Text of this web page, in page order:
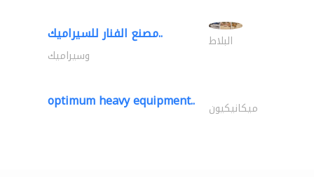
مصنع الفنار للسيراميك.. البلاط
وسيراميك
optimum heavy equipment.. ميكانيكيون